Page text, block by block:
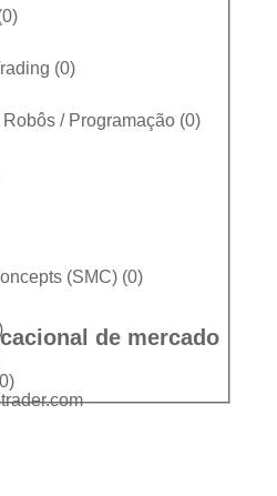
0)
(0)
/ Programação (0)
(SMC) (0)
0)
de mercado